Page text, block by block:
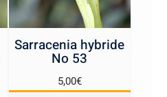
Sarracenia hybride
No 53
5,00€